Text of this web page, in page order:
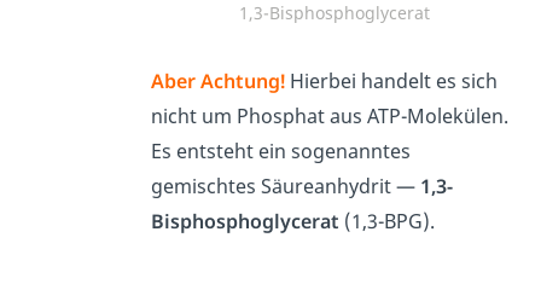
1,3-Bisphosphoglycerat
Aber Achtung! Hierbei handelt es sich
nicht um Phosphat aus ATP-Molekülen.
Es entsteht ein sogenanntes
gemischtes Säureanhydrit — 1,3-
Bisphosphoglycerat (1,3-BPG).